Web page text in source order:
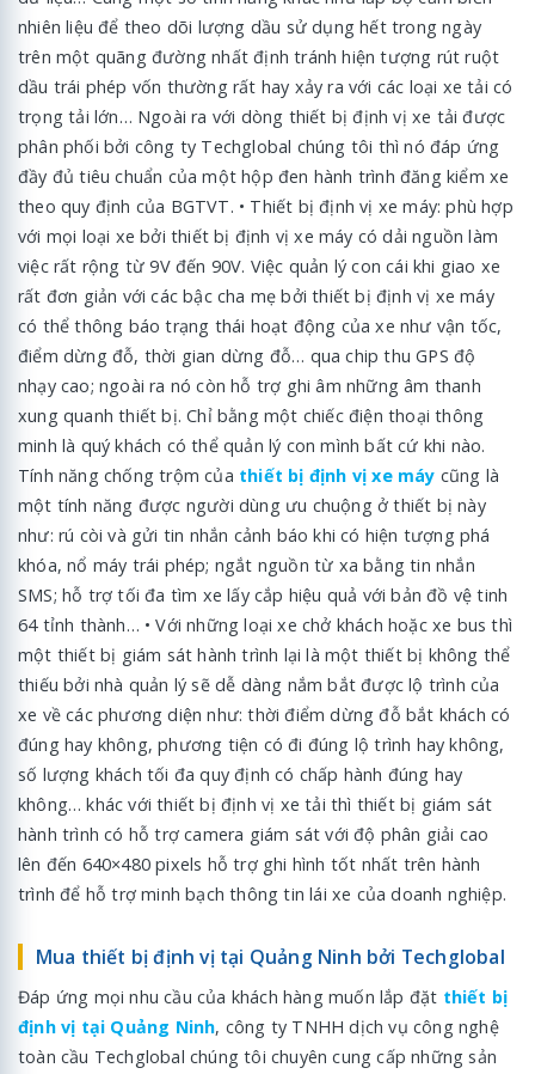
nhiên liệu để theo dõi lượng dầu sử dụng hết trong ngày
trên một quãng đường nhất định tránh hiện tượng rút ruột
dầu trái phép vốn thường rất hay xảy ra với các loại xe tải có
trọng tải lớn… Ngoài ra với dòng thiết bị định vị xe tải được
phân phối bởi công ty Techglobal chúng tôi thì nó đáp ứng
đầy đủ tiêu chuẩn của một hộp đen hành trình đăng kiểm xe
theo quy định của BGTVT. • Thiết bị định vị xe máy: phù hợp
với mọi loại xe bởi thiết bị định vị xe máy có dải nguồn làm
việc rất rộng từ 9V đến 90V. Việc quản lý con cái khi giao xe
rất đơn giản với các bậc cha mẹ bởi thiết bị định vị xe máy
có thể thông báo trạng thái hoạt động của xe như vận tốc,
điểm dừng đỗ, thời gian dừng đỗ… qua chip thu GPS độ
nhạy cao; ngoài ra nó còn hỗ trợ ghi âm những âm thanh
xung quanh thiết bị. Chỉ bằng một chiếc điện thoại thông
minh là quý khách có thể quản lý con mình bất cứ khi nào.
Tính năng chống trộm của thiết bị định vị xe máy cũng là
một tính năng được người dùng ưu chuộng ở thiết bị này
như: rú còi và gửi tin nhắn cảnh báo khi có hiện tượng phá
khóa, nổ máy trái phép; ngắt nguồn từ xa bằng tin nhắn
SMS; hỗ trợ tối đa tìm xe lấy cắp hiệu quả với bản đồ vệ tinh
64 tỉnh thành… • Với những loại xe chở khách hoặc xe bus thì
một thiết bị giám sát hành trình lại là một thiết bị không thể
thiếu bởi nhà quản lý sẽ dễ dàng nắm bắt được lộ trình của
xe về các phương diện như: thời điểm dừng đỗ bắt khách có
đúng hay không, phương tiện có đi đúng lộ trình hay không,
số lượng khách tối đa quy định có chấp hành đúng hay
không… khác với thiết bị định vị xe tải thì thiết bị giám sát
hành trình có hỗ trợ camera giám sát với độ phân giải cao
lên đến 640×480 pixels hỗ trợ ghi hình tốt nhất trên hành
trình để hỗ trợ minh bạch thông tin lái xe của doanh nghiệp.
Mua thiết bị định vị tại Quảng Ninh bởi Techglobal
Đáp ứng mọi nhu cầu của khách hàng muốn lắp đặt thiết bị
định vị tại Quảng Ninh, công ty TNHH dịch vụ công nghệ
toàn cầu Techglobal chúng tôi chuyên cung cấp những sản